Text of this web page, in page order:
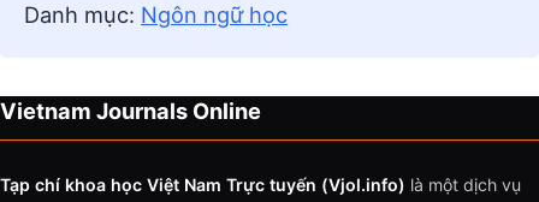
Danh mục: Ngôn ngữ học
Vietnam Journals Online
Tạp chí khoa học Việt Nam Trực tuyến (Vjol.info) là một dịch vụ